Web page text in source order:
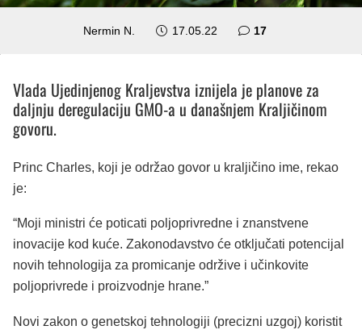
Nermin N. 17.05.22 17komentara
Vlada Ujedinjenog Kraljevstva iznijela je planove za
daljnju deregulaciju GMO-a u današnjem Kraljičinom
govoru.
Princ Charles, koji je održao govor u kraljičino ime, rekao
je:
“Moji ministri će poticati poljoprivredne i znanstvene
inovacije kod kuće. Zakonodavstvo će otključati potencijal
novih tehnologija za promicanje održive i učinkovite
poljoprivrede i proizvodnje hrane.”
Novi zakon o genetskoj tehnologiji (precizni uzgoj) koristit